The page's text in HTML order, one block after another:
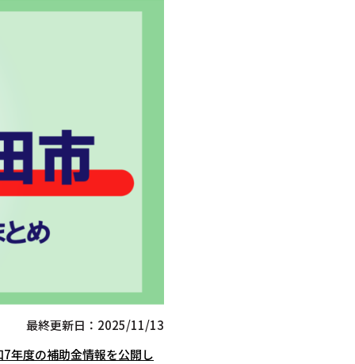
最終更新日：2025/11/13
年度の補助金情報を公開し